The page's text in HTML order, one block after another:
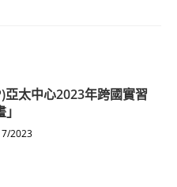
亞太中心2023年跨國實習
2023